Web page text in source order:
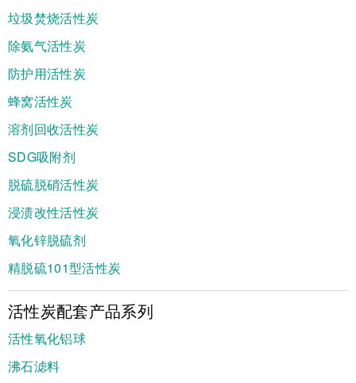
垃圾焚烧活性炭
除氨气活性炭
防护用活性炭
蜂窝活性炭
溶剂回收活性炭
SDG吸附剂
脱硫脱硝活性炭
浸渍改性活性炭
氧化锌脱硫剂
精脱硫101型活性炭
活性炭配套产品系列
活性氧化铝球
沸石滤料